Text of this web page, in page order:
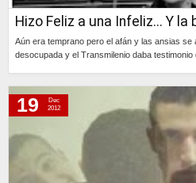
Hizo Feliz a una Infeliz... Y la
Aún era temprano pero el afán y las ansias
desocupada y el Transmilenio daba testimonio
19
Dec
2012